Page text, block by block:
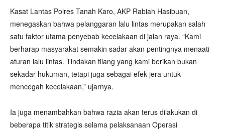
Kasat Lantas Polres Tanah Karo, AKP Rabiah Hasibuan,
menegaskan bahwa pelanggaran lalu lintas merupakan salah
satu faktor utama penyebab kecelakaan di jalan raya. “Kami
berharap masyarakat semakin sadar akan pentingnya menaati
aturan lalu lintas. Tindakan tilang yang kami berikan bukan
sekadar hukuman, tetapi juga sebagai efek jera untuk
mencegah kecelakaan,” ujarnya.
Ia juga menambahkan bahwa razia akan terus dilakukan di
beberapa titik strategis selama pelaksanaan Operasi